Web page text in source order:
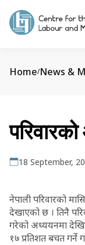
Home/News &
18 September,
नेपाली परिवारको
देखाएको छ । तिनै
गरेको अध्ययनमा
१७ प्रतिशत बचत